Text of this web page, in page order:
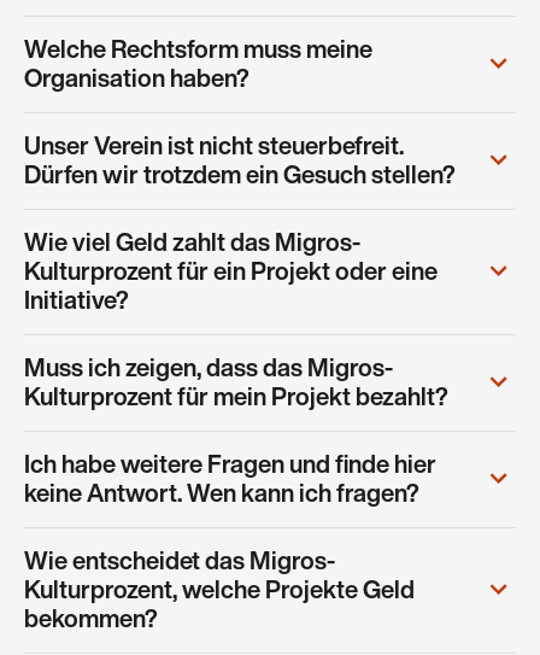
Welche Rechtsform muss meine
Organisation haben?
Unser Verein ist nicht steuerbefreit.
Dürfen wir trotzdem ein Gesuch stellen?
Wie viel Geld zahlt das Migros-
Kulturprozent für ein Projekt oder eine
Initiative?
Muss ich zeigen, dass das Migros-
Kulturprozent für mein Projekt bezahlt?
Ich habe weitere Fragen und finde hier
keine Antwort. Wen kann ich fragen?
Wie entscheidet das Migros-
Kulturprozent, welche Projekte Geld
bekommen?